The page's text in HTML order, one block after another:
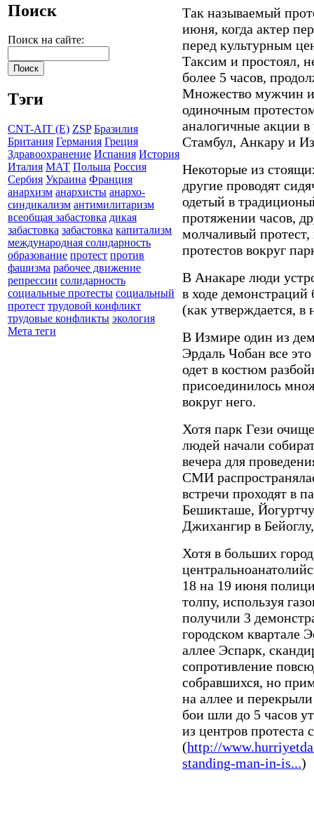
Поиск
Поиск на сайте:
Тэги
CNT-AIT (E) ZSP Бразилия
Британия Германия Греция
Здравоохранение Испания История
Италия МАТ Польша Россия
Сербия Украина Франция
анархизм анархисты анархо-
синдикализм антимилитаризм
всеобщая забастовка дикая
забастовка забастовка капитализм
международная солидарность
образование протест против
фашизма рабочее движение
репрессии солидарность
социальные протесты социальный
протест трудовой конфликт
трудовые конфликты экология
Мета теги
Так называемый
июня, когда актер
перед культурным
Таксим и простоял,
более 5 часов,
Множество мужчин
одиночным
аналогичные акции
Стамбул, Анкару и
Некоторые из
другие проводят
одетый в
протяжении часов,
молчаливый
протестов вокруг
В Анакаре люди
в ходе
(как утверждается, в
В Измире один из
Эрдаль Чобан все
одет в костюм
присоединилось
вокруг него.
Хотя парк Гези
людей начали
вечера для
СМИ
встречи проходят в
Бешикташе,
Джихангир в
Хотя в больших
18 на 19 июня
толпу, используя
получили 3
городском квартале
аллее Эспарк,
сопротивление
собравшихся, но
на аллее и
бои шли до 5 часов
из центров протеста
(http://
standing-man-in-is...)